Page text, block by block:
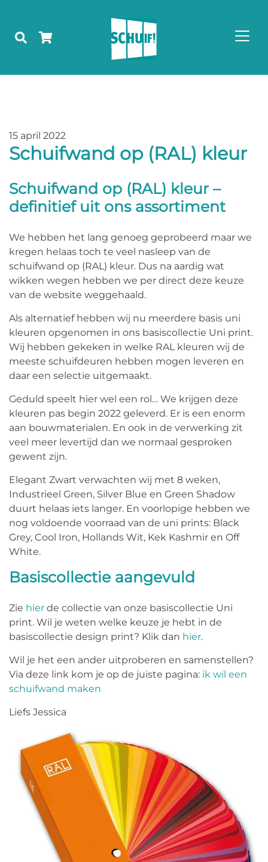
15 april 2022
Schuifwand op (RAL) kleur
Schuifwand op (RAL) kleur –
definitief uit ons assortiment
We hebben het lang genoeg geprobeerd maar we
kregen helaas toch te veel nasleep van de
schuifwand op (RAL) kleur. Dus na aardig wat
wikken wegen hebben we per direct deze keuze
van de website weggehaald.
Als alternatief hebben wij nu meerdere basis uni
kleuren opgenomen in ons basiscollectie Uni print.
Wij hebben gekeken in welke RAL kleuren wij de
meeste schuifdeuren hebben mogen leveren en
daar een selectie uitgemaakt.
Geduld speelt hier wel een rol… We krijgen deze
kleuren pas begin 2022 geleverd. Er is een enorm
aan bouwmaterialen. En ook in de verwerking zit
veel meer levertijd dan we normaal gesproken
gewent zijn.
Elegant Zwart verwachten wij met 8 weken,
Industrieel Green, Silver Blue en Green Shadow
duurt helaas iets langer. En voorlopige hebben we
nog voldoende voorraad van de uni prints: Black
Grey, Cool Iron, Hollands Wit, Kek Kashmir en Off
White.
Basiscollectie aangevuld
Zie hier de collectie van onze basiscollectie Uni
print. Wil je weten welke keuze je hebt in de
basiscollectie design print? Klik dan hier.
Wil je het een ander uitproberen en samenstellen?
Via deze link kom je op de juiste pagina: ik wil een
schuifwand maken
Liefs Jessica